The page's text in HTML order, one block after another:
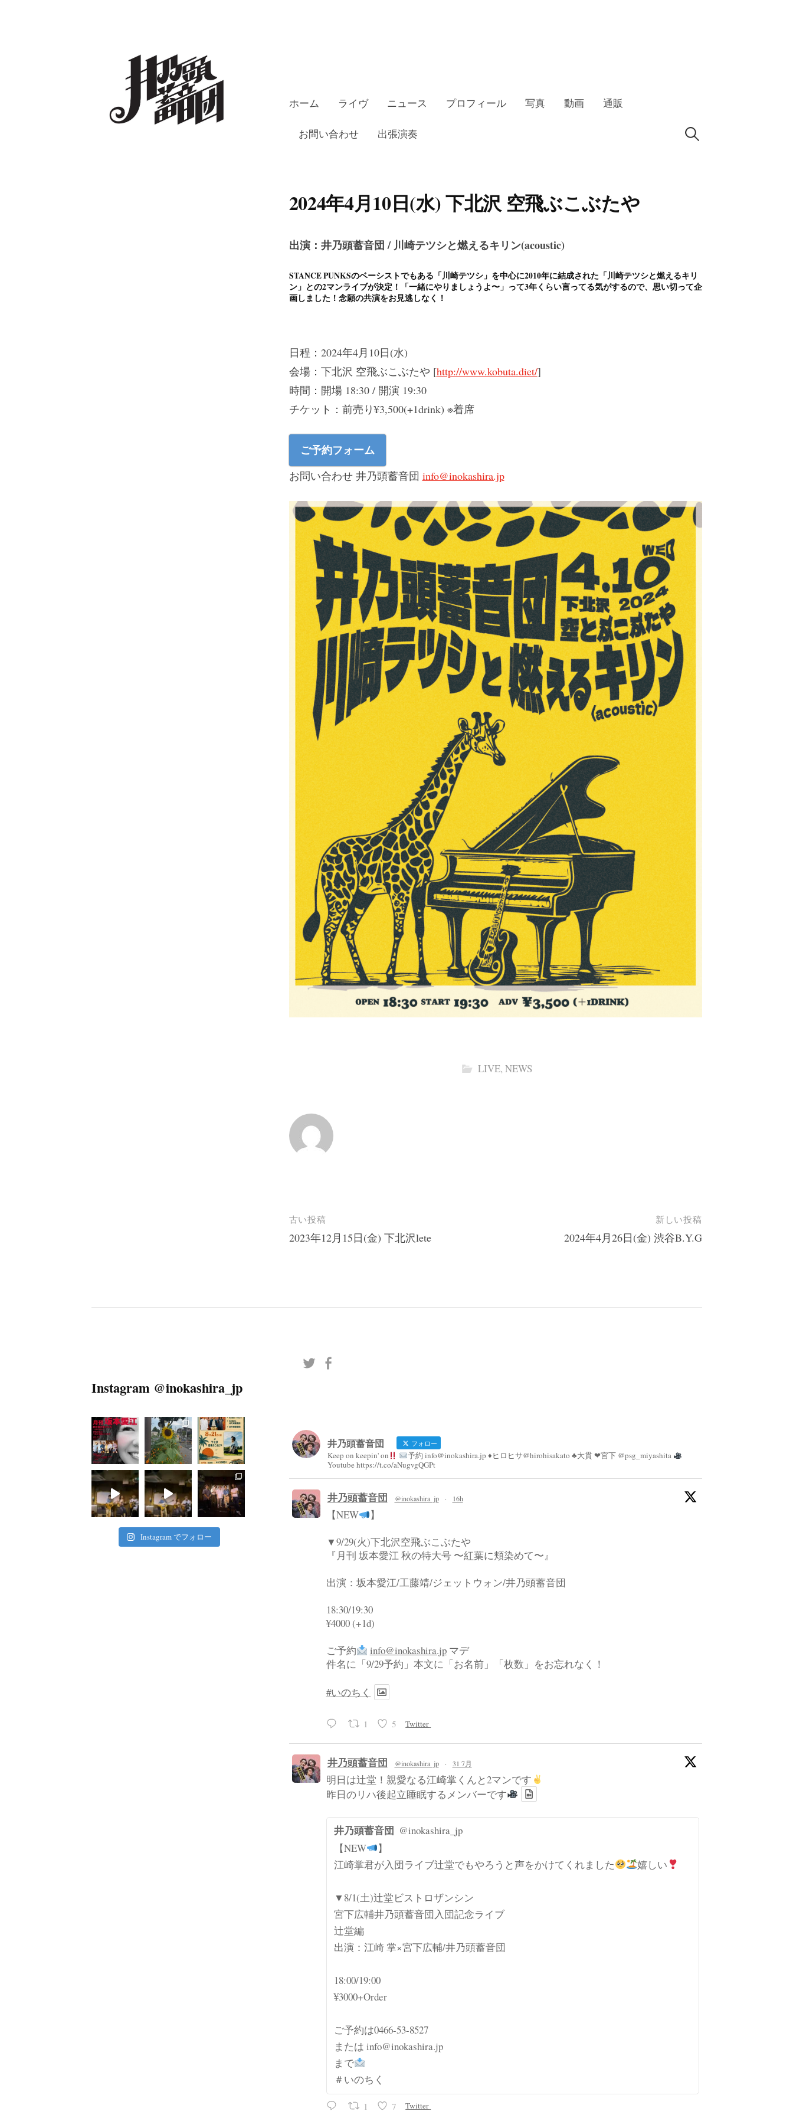
ホーム ライヴ ニュース プロフィール 写真 動画 通販
お問い合わせ 出張演奏 検
2024年4月10日(水) 下北沢 空飛ぶこぶたや
出演：井乃頭蓄音団 / 川崎テツシと燃えるキリン(acoustic)
STANCE PUNKSのベーシストでもある「川崎テツシ」を中心に2010年に結成された「川崎テツシと燃えるキリ
ン」との2マンライブが決定！「一緒にやりましょうよ〜」って3年くらい言ってる気がするので、思い切って企
画しました！念願の共演をお見逃しなく！
日程：2024年4月10日(水)
会場：下北沢 空飛ぶこぶたや [http://www.kobuta.diet/]
時間：開場 18:30 / 開演 19:30
チケット：前売り¥3,500(+1drink) ※着席
ご予約フォーム
お問い合わせ 井乃頭蓄音団 info@inokashira.jp
LIVE, NEWS
投
稿
ー
古い投稿
2023年12月15日(金) 下北沢lete
新しい投稿
2024年4月26日(金) 渋谷B.Y.G
Instagram @inokashira_jp
Instagram でフォロー
井乃頭蓄音団 フォロー
Keep on keepin' on
予約 info@inokashira.jp ♦︎ヒロヒサ@hirohisakato ♣︎大貫 ❤︎宮下 @psg_miyashita
Youtube https://t.co/aNugvgQGPt
井乃頭蓄音団 @inokashira_jp · 16h
【NEW
】
▼9/29(火)下北沢空飛ぶこぶたや
『月刊 坂本愛江 秋の特大号 〜紅葉に頬染めて〜』
出演：坂本愛江/工藤靖/ジェットウォン/井乃頭蓄音団
18:30/19:30
¥4000 (+1d)
ご予約
info@inokashira.jpマデ
件名に「9/29予約」本文に「お名前」「枚数」をお忘れなく！
#いのちく
1 5 Twitter
井乃頭蓄音団 @inokashira_jp · 31 7月
明日は辻堂！親愛なる江崎掌くんと2マンです
昨日のリハ後起立睡眠するメンバーです
井乃頭蓄音団 @inokashira_jp
【NEW
】
江崎掌君が入団ライブ辻堂でもやろうと声をかけてくれました
嬉しい
▼8/1(土)辻堂ビストロザンシン
宮下広輔井乃頭蓄音団入団記念ライブ
辻堂編
出演：江崎 掌×宮下広輔/井乃頭蓄音団
18:00/19:00
¥3000+Order
ご予約は0466-53-8527
または info@inokashira.jp
まで
＃いのちく
1 7 Twitter